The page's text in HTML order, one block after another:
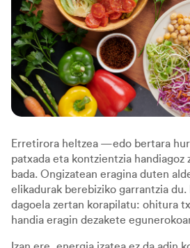
Erretirora heltzea —edo bertara
patxada eta kontzientzia handiagoz
bada. Ongizatean eragina duten
elikadurak berebiziko garrantzia du.
dagoela zertan korapilatu: ohitura
handia eragin dezakete